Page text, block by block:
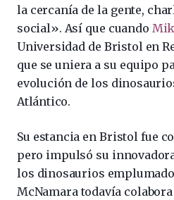
la cercanía de la gente,
social». Así que cuando
Universidad de Bristol en
que se uniera a su equipo
evolución de los
Atlántico.
Su estancia en Bristol fue
pero impulsó su
los dinosaurios
McNamara todavía